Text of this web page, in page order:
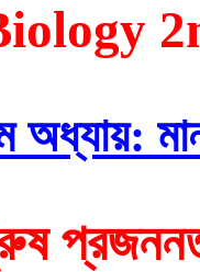
অধ্যায়: